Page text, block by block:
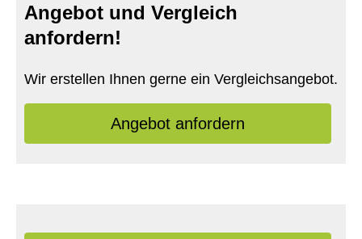
Angebot und Vergleich
anfordern!
Wir erstellen Ihnen gerne ein Vergleichsangebot.
An­ge­bot an­for­dern